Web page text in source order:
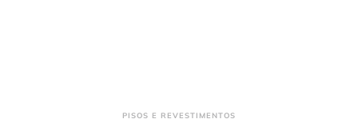
PISOS E REVESTIMENTOS